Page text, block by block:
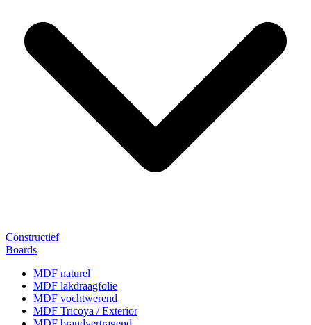
Constructief
Boards
MDF naturel
MDF lakdraagfolie
MDF vochtwerend
MDF Tricoya / Exterior